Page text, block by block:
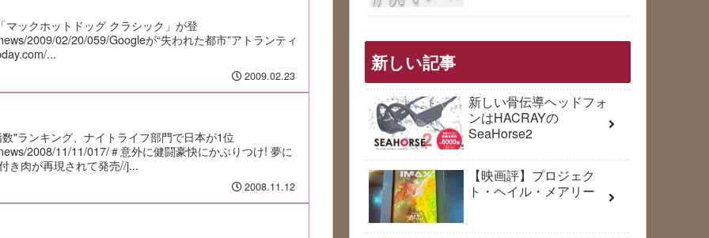
マックホットドッグ クラシック」が登
2009/02/20/059/Googleが“失われた都市”アトランティ
...
2009.02.23
"ランキング、ナイトライフ部門で日本が1位
2008/11/11/017/＃意外に健闘豪快にかぶりつけ! 夢に
き肉が再現されて発売//j...
2008.11.12
新しい記事
新しい骨伝導ヘッドフォ
ンはHACRAYの
SeaHorse2
【映画評】プロジェク
ト・ヘイル・メアリー